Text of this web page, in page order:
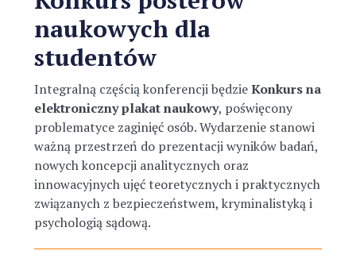
naukowych dla
studentów
Integralną częścią konferencji będzieKonkurs na
elektroniczny plakat naukowy, poświęcony
problematyce zaginięć osób. Wydarzenie stanowi
ważną przestrzeń do prezentacji wyników badań,
nowych koncepcji analitycznych oraz
innowacyjnych ujęć teoretycznych i praktycznych
związanych z bezpieczeństwem, kryminalistyką i
psychologią sądową.